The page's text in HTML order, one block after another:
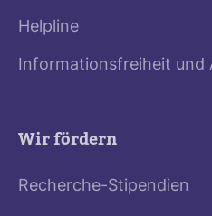
Helpline
Informationsfreiheit und
Wir fördern
Recherche-Stipendien